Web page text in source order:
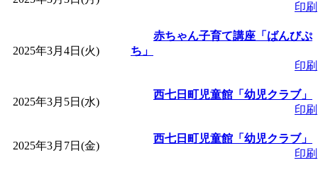
～」 受付期間：～
子育て講座「ばん
2026/07/10～2026/08/
「子育て交流広場「
印刷
2025年3月4日(火)
赤ちゃん子育て講座「ばんびぷ
ち」
印刷
2025年3月5日(水)
西七日町児童館「幼児クラブ」
印刷
2025年3月7日(金)
西七日町児童館「幼児クラブ」
印刷